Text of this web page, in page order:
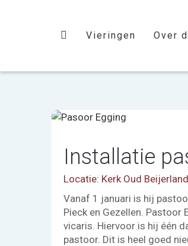
Vieringen Over
Installatie
Locatie: Kerk Oud
Vanaf 1 januari is hij
Pieck en Gezellen.
vicaris. Hiervoor is hij één
pastoor. Dit is heel goed